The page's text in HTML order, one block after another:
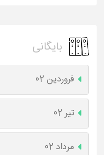
بایگانی
فروردین 02
تیر 02
مرداد 02